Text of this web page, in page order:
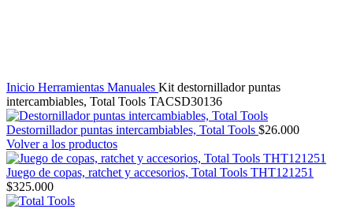
Inicio Herramientas Manuales Kit destornillador puntas
intercambiables, Total Tools TACSD30136
Destornillador puntas intercambiables, Total Tools $26.000
Volver a los productos
Juego de copas, ratchet y accesorios, Total Tools THT121251
$325.000